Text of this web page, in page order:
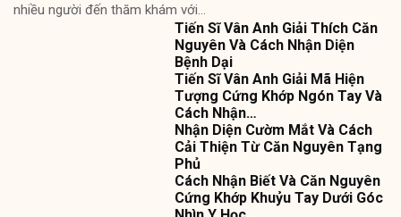
nhiều người đến thăm khám với…
Tiến Sĩ Vân Anh Giải Thích Căn
Nguyên Và Cách Nhận Diện
Bệnh Dại
Tiến Sĩ Vân Anh Giải Mã Hiện
Tượng Cứng Khớp Ngón Tay Và
Cách Nhận…
Nhận Diện Cườm Mắt Và Cách
Cải Thiện Từ Căn Nguyên Tạng
Phủ
Cách Nhận Biết Và Căn Nguyên
Cứng Khớp Khuỷu Tay Dưới Góc